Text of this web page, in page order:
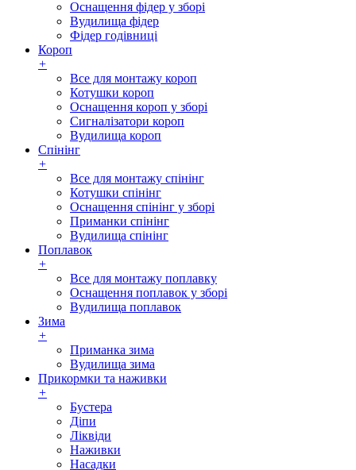
Оснащення фідер у зборі
Вудилища фідер
Фідер годівниці
Короп
+
Все для монтажу короп
Котушки короп
Оснащення короп у зборі
Сигналізатори короп
Вудилища короп
Спінінг
+
Все для монтажу спінінг
Котушки спінінг
Оснащення спінінг у зборі
Приманки спінінг
Вудилища спінінг
Поплавок
+
Все для монтажу поплавку
Оснащення поплавок у зборі
Вудилища поплавок
Зима
+
Приманка зима
Вудилища зима
Прикормки та наживки
+
Бустера
Діпи
Ліквіди
Наживки
Насадки